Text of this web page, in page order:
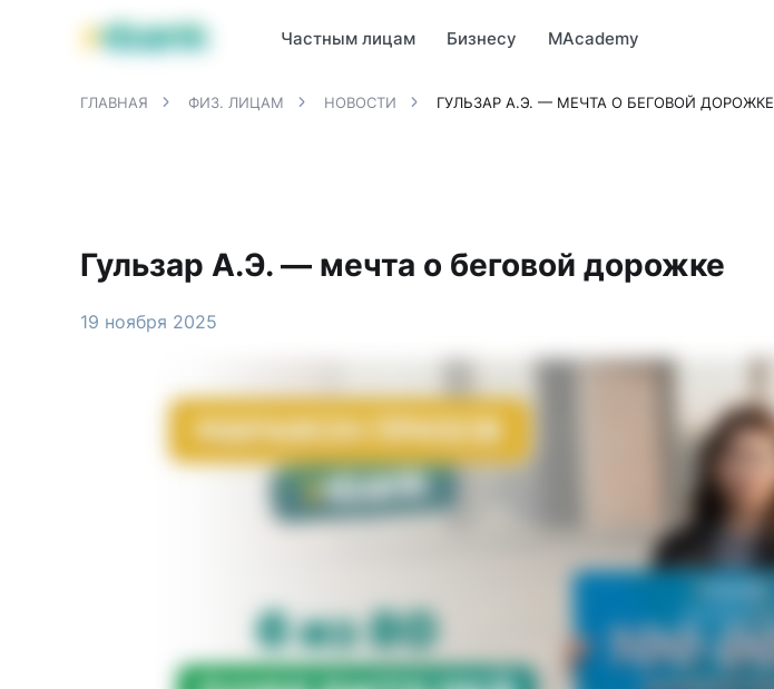
Продукты MBANK MJunior
Частным лицам Бизнесу MAcademy
ГЛАВНАЯ ФИЗ. ЛИЦАМ НОВОСТИ ГУЛЬЗАР А.Э. — МЕЧТА О БЕГОВОЙ ДОРОЖКЕ
Гульзар А.Э. — мечта о беговой дорожке
19 ноября 2025